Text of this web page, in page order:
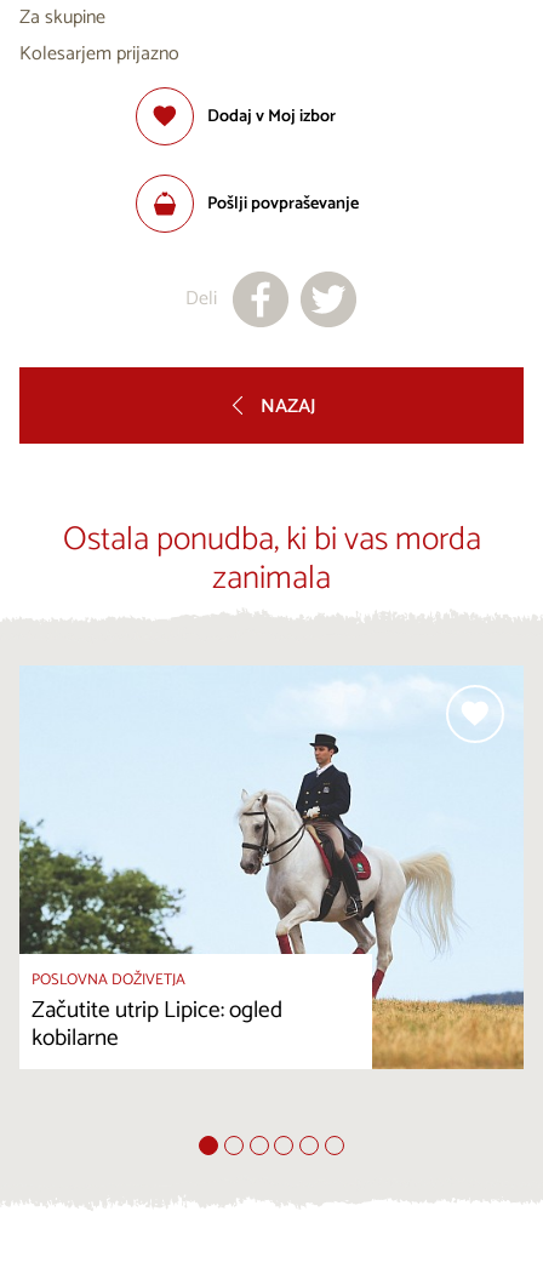
Za skupine
Kolesarjem prijazno
Dodaj v Moj izbor
Pošlji povpraševanje
Deli
NAZAJ
Ostala ponudba, ki bi vas morda
zanimala
POSLOVNA DOŽIVETJA
Začutite utrip Lipice: ogled
kobilarne